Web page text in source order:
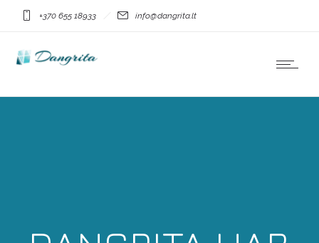
+370 655 18933 info@dangrita.lt